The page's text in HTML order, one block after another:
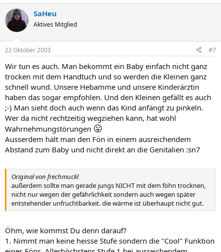
SaHeu
Aktives Mitglied
22 Oktober 2003 #7
Wir tun es auch. Man bekommt ein Baby einfach nicht ganz
trocken mit dem Handtuch und so werden die Kleinen ganz
schnell wund. Unsere Hebamme und unsere Kinderärztin
haben das sogar empfohlen. Und den Kleinen gefällt es auch
;-) Man sieht doch auch wenn das Kind anfängt zu pinkeln.
Wer da nicht rechtzeitig wegziehen kann, hat wohl
Wahrnehmungstörungen 😛
Ausserdem hält man den Fön in einem ausreichendem
Abstand zum Baby und nicht direkt an die Genitalien :sn7
Original von frechmuckl
außerdem sollte man gerade jungs NICHT mit dem föhn trocknen,
nicht nur wegen der gefährlichkeit sondern auch wegen später
entstehender unfruchtbarkeit. die wärme ist überhaupt nicht gut.
Öhm, wie kommst Du denn darauf?
1. Nimmt man keine heisse Stufe sondern die "Cool" Funktion